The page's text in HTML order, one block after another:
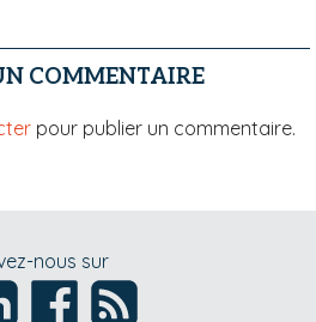
COMMENTAIRE
pour publier un commentaire.
nous sur